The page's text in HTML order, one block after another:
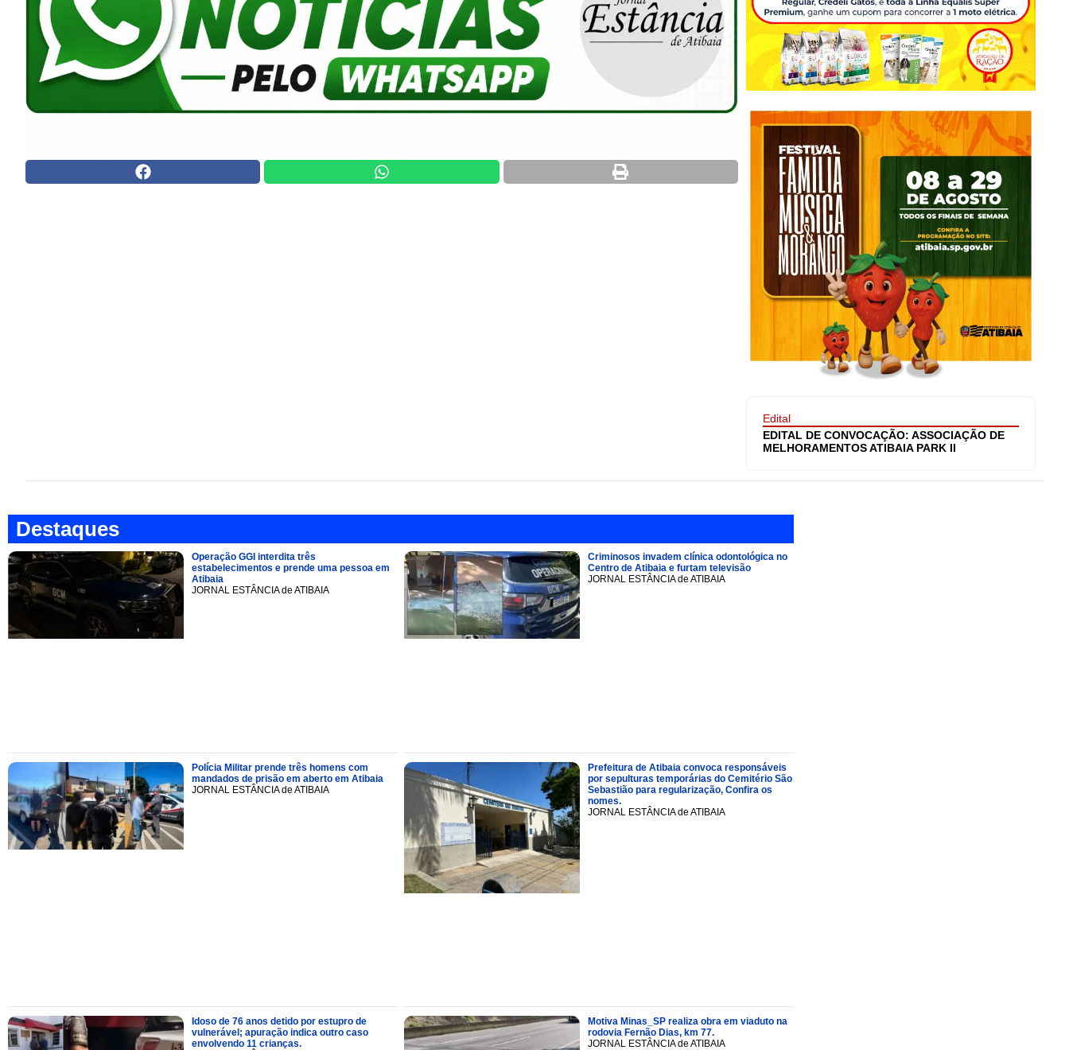
Edital
EDITAL DE CONVOCAÇÃO: ASSOCIAÇÃO DE
MELHORAMENTOS ATIBAIA PARK II
Destaques
Operação GGI interdita três
estabelecimentos e prende uma pessoa em
Atibaia
JORNAL ESTÂNCIA de ATIBAIA
Criminosos invadem clínica odontológica no
Centro de Atibaia e furtam televisão
JORNAL ESTÂNCIA de ATIBAIA
Polícia Militar prende três homens com
mandados de prisão em aberto em Atibaia
JORNAL ESTÂNCIA de ATIBAIA
Prefeitura de Atibaia convoca responsáveis
por sepulturas temporárias do Cemitério São
Sebastião para regularização, Confira os
nomes.
JORNAL ESTÂNCIA de ATIBAIA
Idoso de 76 anos detido por estupro de
vulnerável; apuração indica outro caso
envolvendo 11 crianças.
Motiva Minas_SP realiza obra em viaduto na
rodovia Fernão Dias, km 77.
JORNAL ESTÂNCIA de ATIBAIA